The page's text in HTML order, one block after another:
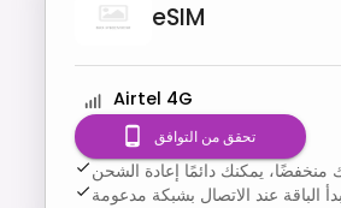
eSIM
Airtel 4G
تحقق من التوافق
منخفضًا، يمكنك دائمًا إعادة الشحن
الباقة عند الاتصال بشبكة مدعومة